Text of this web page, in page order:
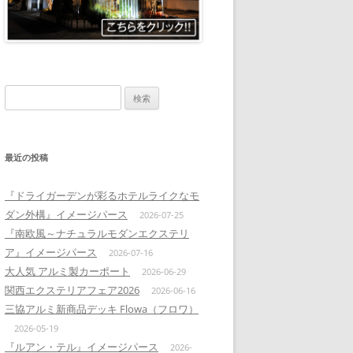
索:
最近の投稿
『ドライガーデンが彩るホテルライクなモ
ダン外構』イメージパース
2026-07-25
『南欧風～ナチュラルモダンエクステリ
ア』イメージパース
2026-07-16
大人気 アルミ製カーポート 2026-06-29
関西エクステリアフェア2026 2026-06-16
三協アルミ新商品デッキ Flowa（フロワ）
2026-05-19
『ルアン・テル』イメージパース 2026-